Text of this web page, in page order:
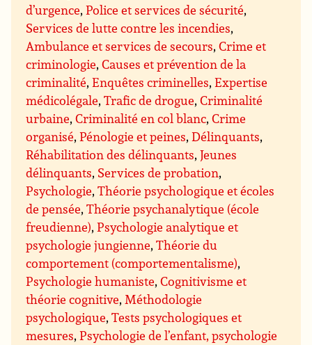
d’urgence,Police et services de sécurité,
Services de lutte contre les incendies,
Ambulance et services de secours,Crime et
criminologie,Causes et prévention de la
criminalité,Enquêtes criminelles,Expertise
médicolégale,Trafic de drogue,Criminalité
urbaine,Criminalité en col blanc,Crime
organisé,Pénologie et peines,Délinquants,
Réhabilitation des délinquants,Jeunes
délinquants, Services de probation,
Psychologie,Théorie psychologique et écoles
de pensée,Théorie psychanalytique (école
freudienne),Psychologie analytique et
psychologie jungienne,Théorie du
comportement (comportementalisme),
Psychologie humaniste,Cognitivisme et
théorie cognitive,Méthodologie
psychologique,Tests psychologiques et
mesures,Psychologie de l’enfant, psychologie